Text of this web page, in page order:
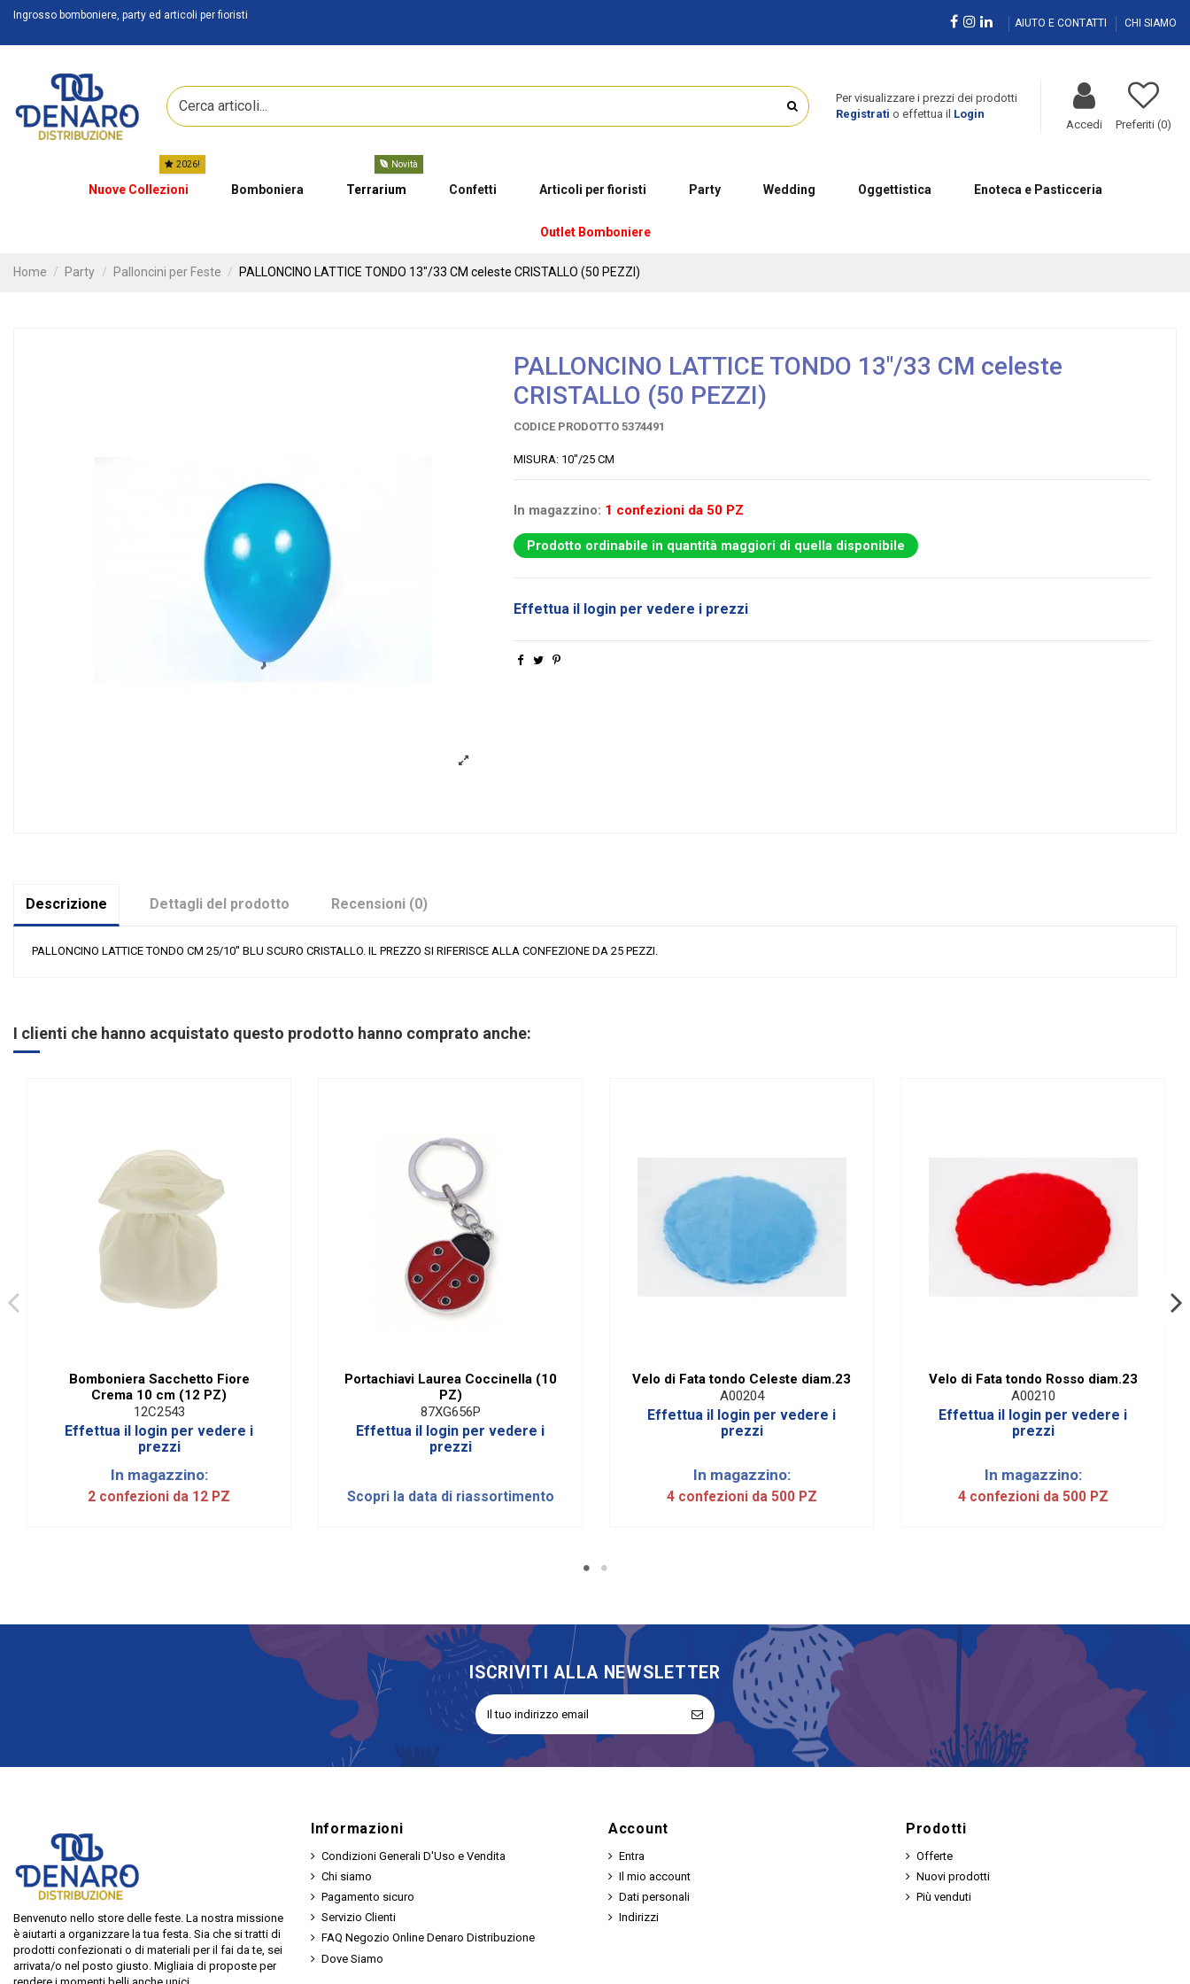
Ingrosso bomboniere, party ed articoli per fioristi
AIUTO E CONTATTI CHI SIAMO
Per visualizzare i prezzi dei prodotti
Registrati o effettua il Login
Accedi Preferiti (0)
Nuove Collezioni
2026!
Bomboniera Terrarium
Novità
Confetti Articoli per fioristi Party Wedding Oggettistica Enoteca e Pasticceria
Outlet Bomboniere
Home Party Palloncini per Feste PALLONCINO LATTICE TONDO 13"/33 CM celeste CRISTALLO (50 PEZZI)
PALLONCINO LATTICE TONDO 13"/33 CM celeste
CRISTALLO (50 PEZZI)
CODICE PRODOTTO 5374491
MISURA: 10"/25 CM
In magazzino: 1 confezioni da 50 PZ
Prodotto ordinabile in quantità maggiori di quella disponibile
Effettua il login per vedere i prezzi
Descrizione Dettagli del prodotto Recensioni (0)
PALLONCINO LATTICE TONDO CM 25/10'' BLU SCURO CRISTALLO. IL PREZZO SI RIFERISCE ALLA CONFEZIONE DA 25 PEZZI.
materiale palloncini
I clienti che hanno acquistato questo prodotto hanno comprato anche:
Bomboniera Sacchetto Fiore
Crema 10 cm (12 PZ)
12C2543
Effettua il login per vedere i
prezzi
In magazzino:
2 confezioni da 12 PZ
Portachiavi Laurea Coccinella (10
PZ)
87XG656P
Effettua il login per vedere i
prezzi
Scopri la data di riassortimento
Velo di Fata tondo Celeste diam.23
A00204
Effettua il login per vedere i
prezzi
In magazzino:
4 confezioni da 500 PZ
Velo di Fata tondo Rosso diam.23
A00210
Effettua il login per vedere i
prezzi
In magazzino:
4 confezioni da 500 PZ
ISCRIVITI ALLA NEWSLETTER
Benvenuto nello store delle feste. La nostra missione
è aiutarti a organizzare la tua festa. Sia che si tratti di
prodotti confezionati o di materiali per il fai da te, sei
arrivata/o nel posto giusto. Migliaia di proposte per
Informazioni
Condizioni Generali D'Uso e Vendita
Chi siamo
Pagamento sicuro
Servizio Clienti
FAQ Negozio Online Denaro Distribuzione
Dove Siamo
Account
Entra
Il mio account
Dati personali
Indirizzi
Prodotti
Offerte
Nuovi prodotti
Più venduti